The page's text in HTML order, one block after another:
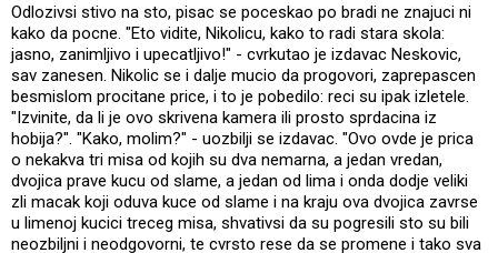
Odlozivsi stivo na sto, pisac se poceskao po bradi ne znajuci ni
kako da pocne. "Eto vidite, Nikolicu, kako to radi stara skola:
jasno, zanimljivo i upecatljivo!" - cvrkutao je izdavac Neskovic,
sav zanesen. Nikolic se i dalje mucio da progovori, zaprepascen
besmislom procitane price, i to je pobedilo: reci su ipak izletele.
"Izvinite, da li je ovo skrivena kamera ili prosto sprdacina iz
hobija?". "Kako, molim?" - uozbilji se izdavac. "Ovo ovde je prica
o nekakva tri misa od kojih su dva nemarna, a jedan vredan,
dvojica prave kucu od slame, a jedan od lima i onda dodje veliki
zli macak koji oduva kuce od slame i na kraju ova dvojica zavrse
u limenoj kucici treceg misa, shvativsi da su pogresili sto su bili
neozbiljni i neodgovorni, te cvrsto rese da se promene i tako sva